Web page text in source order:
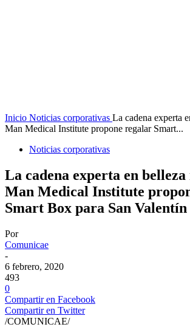
Inicio Noticias corporativas La cadena experta
Man Medical Institute propone regalar Smart...
Noticias corporativas
La cadena experta en
Man Medical Institute
Smart Box para San Valentín
Por
Comunicae
-
6 febrero, 2020
493
0
Compartir en Facebook
Compartir en Twitter
/COMUNICAE/